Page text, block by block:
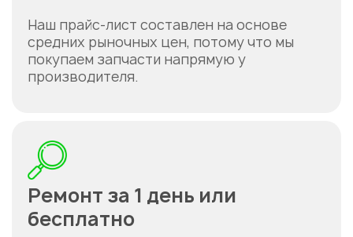
Наш прайс-лист составлен на основе
средних рыночных цен, потому что мы
покупаем запчасти напрямую у
производителя.
Ремонт за 1 день или
бесплатно